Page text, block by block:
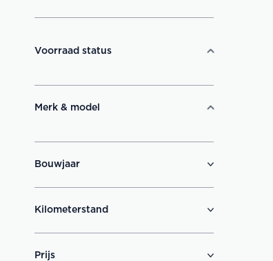
Voorraad status
Merk & model
Bouwjaar
Kilometerstand
Prijs